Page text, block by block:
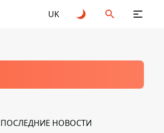
UK
ПОСЛЕДНИЕ НОВОСТИ